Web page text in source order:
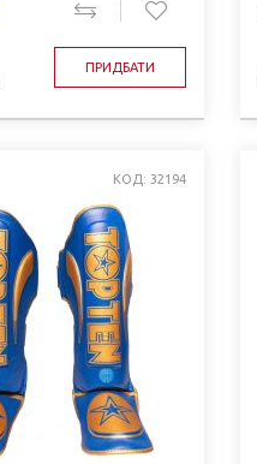
ПРИДБАТИ
КОД: 32194